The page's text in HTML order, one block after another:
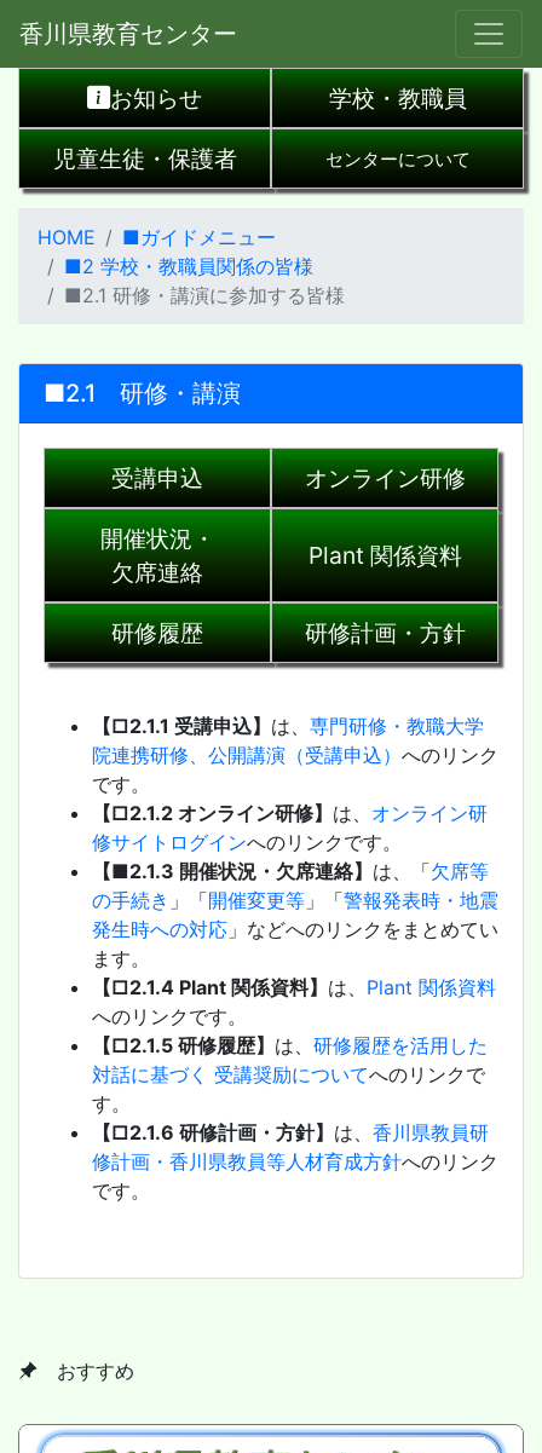
香川県教育センター
お知らせ 学校・教職員
児童生徒・保護者 センターについて
HOME
■ガイドメニュー
■2 学校・教職員関係の皆様
■2.1 研修・講演に参加する皆様
■2.1 研修・講演
受講申込 オンライン研修
開催状況・
欠席連絡
Plant 関係資料
研修履歴 研修計画・方針
【□2.1.1 受講申込】 は、 専門研修・教職大学
院連携研修、公開講演（受講申込） へのリンク
です。
【□2.1.2 オンライン研修】 は、 オンライン研
修サイトログインへのリンクです。
【■2.1.3 開催状況・欠席連絡】 は、「欠席等
の手続き 」「開催変更等 」「警報発表時・地震
発生時への対応 」などへのリンクをまとめてい
ます。
【□2.1.4 Plant 関係資料】 は、 Plant 関係資料
へのリンクです。
【□2.1.5 研修履歴】 は、 研修履歴を活用した
対話に基づく 受講奨励についてへのリンクで
す。
【□2.1.6 研修計画・方針】 は、 香川県教員研
修計画・香川県教員等人材育成方針へのリンク
です。
おすすめ